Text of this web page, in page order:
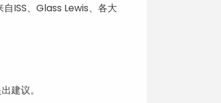
ISS、Glass Lewis、各大
建议。